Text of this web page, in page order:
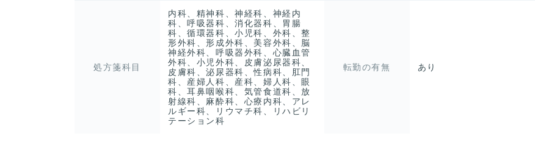
処方箋科目
内科、精神科、神経科、神経内
科、呼吸器科、消化器科、胃腸
科、循環器科、小児科、外科、整
形外科、形成外科、美容外科、脳
神経外科、呼吸器外科、心臓血管
外科、小児外科、皮膚泌尿器科、
皮膚科、泌尿器科、性病科、肛門
科、産婦人科、産科、婦人科、眼
科、耳鼻咽喉科、気管食道科、放
射線科、麻酔科、心療内科、アレ
ルギー科、リウマチ科、リハビリ
テーション科
転勤の有無 あり